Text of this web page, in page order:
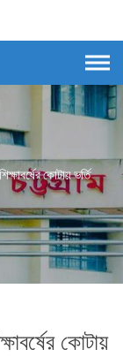
কোটায় ভর্তি
কোটায়